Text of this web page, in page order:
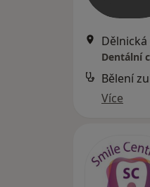
Dentální
Bělení
Více